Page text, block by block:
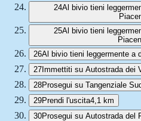
24Al bivio tieni
25Al bivio tieni
26Al bivio tieni leggermente a
27Immettiti su Autostrada dei
28Prosegui su Tangenziale
29Prendi l'uscita4,1 km
30Prosegui su Autostrada del